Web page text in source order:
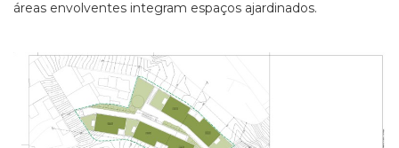
áreas envolventes integram espaços ajardinados.